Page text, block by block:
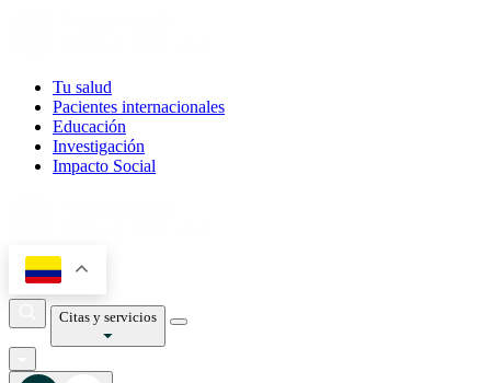
Tu salud
Pacientes internacionales
Educación
Investigación
Impacto Social
Citas y servicios